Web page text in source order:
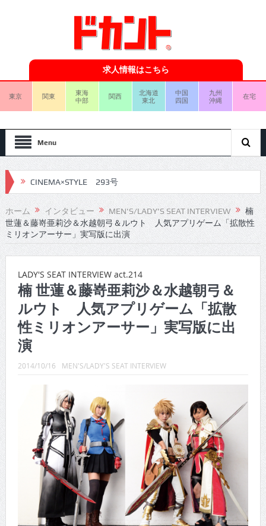
求人情報はこちら
東京 関東
東海
中部
関西
北海道
東北
中国
四国
九州
沖縄
在宅
Menu
CINEMA×STYLE 292号
CINEMA×STYLE 291号
CINEMA×STYLE 290号
CINEMA×STYLE 289号
CINEMA×STYLE 288号
CINEMA×STYLE 287号
CINEMA×STYLE 286号
CINEMA×STYLE 285号
CINEMA×STYLE 294号
CINEMA×STYLE 293号
ホーム インタビュー MEN'S/LADY'S SEAT INTERVIEW
楠
世蓮＆藤嵜亜莉沙＆水越朝弓＆ルウト 人気アプリゲーム「拡散性
ミリオンアーサー」実写版に出演
LADY'S SEAT INTERVIEW act.214
楠 世蓮＆藤嵜亜莉沙＆水越朝弓＆
ルウト 人気アプリゲーム「拡散
性ミリオンアーサー」実写版に出
演
2014/10/16 MEN'S/LADY'S SEAT INTERVIEW